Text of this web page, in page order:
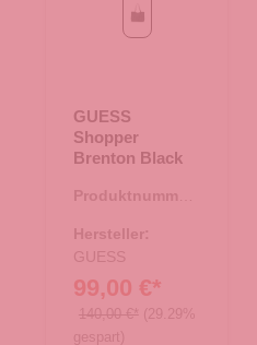
Black
GUESS
Shopper
Brenton Black
Produktnummer:
Hersteller:
GUESS
99,00 €*
140,00 €* (29.29%
gespart)